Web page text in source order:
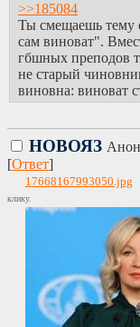
>>185084
Ты смещаешь тему
сам виноват".
гбшных преподов
не старый
виновна: виноват
НОВОЯЗ
[Ответ]
17668167993050.jpg
клику.